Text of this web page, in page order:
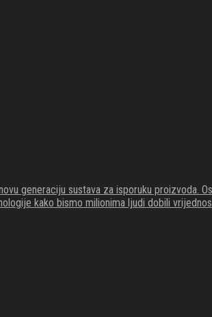
generaciju sustava za isporuku proizvoda.
kako bismo milionima ljudi dobili